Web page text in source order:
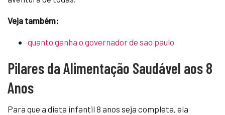
Veja também:
quanto ganha o governador de sao paulo
Pilares da Alimentação Saudável aos 8
Anos
Para que a dieta infantil 8 anos seja completa, ela